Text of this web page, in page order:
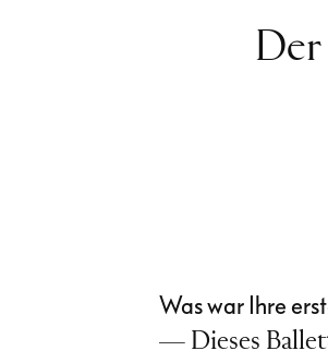
Was war Ihre
— Dieses